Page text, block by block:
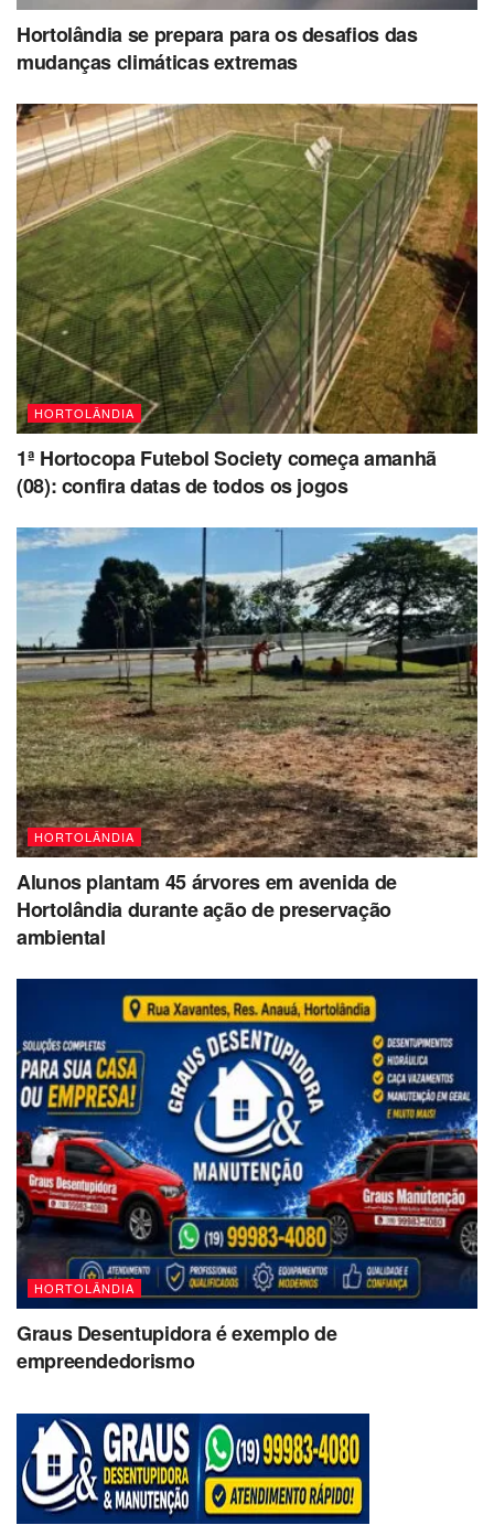
Hortolândia se prepara para os desafios das
mudanças climáticas extremas
HORTOLÂNDIA
1ª Hortocopa Futebol Society começa amanhã
(08): confira datas de todos os jogos
HORTOLÂNDIA
Alunos plantam 45 árvores em avenida de
Hortolândia durante ação de preservação
ambiental
HORTOLÂNDIA
Graus Desentupidora é exemplo de
empreendedorismo